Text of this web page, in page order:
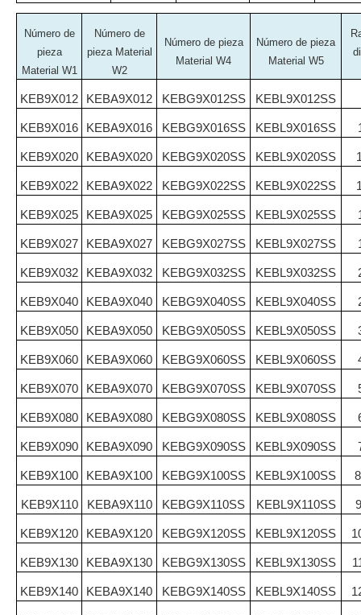
Número de
pieza
Material W1
Número de
pieza Material
W2
Número de pieza
Material W4
Número de pieza
Material W5
KEB9X012 KEBA9X012 KEBG9X012SS KEBL9X012SS
KEB9X016 KEBA9X016 KEBG9X016SS KEBL9X016SS
KEB9X020 KEBA9X020 KEBG9X020SS KEBL9X020SS
KEB9X022 KEBA9X022 KEBG9X022SS KEBL9X022SS
KEB9X025 KEBA9X025 KEBG9X025SS KEBL9X025SS
KEB9X027 KEBA9X027 KEBG9X027SS KEBL9X027SS
KEB9X032 KEBA9X032 KEBG9X032SS KEBL9X032SS
KEB9X040 KEBA9X040 KEBG9X040SS KEBL9X040SS
KEB9X050 KEBA9X050 KEBG9X050SS KEBL9X050SS
KEB9X060 KEBA9X060 KEBG9X060SS KEBL9X060SS
KEB9X070 KEBA9X070 KEBG9X070SS KEBL9X070SS
KEB9X080 KEBA9X080 KEBG9X080SS KEBL9X080SS
KEB9X090 KEBA9X090 KEBG9X090SS KEBL9X090SS
KEB9X100 KEBA9X100 KEBG9X100SS KEBL9X100SS
KEB9X110 KEBA9X110 KEBG9X110SS KEBL9X110SS
KEB9X120 KEBA9X120 KEBG9X120SS KEBL9X120SS
KEB9X130 KEBA9X130 KEBG9X130SS KEBL9X130SS
KEB9X140 KEBA9X140 KEBG9X140SS KEBL9X140SS